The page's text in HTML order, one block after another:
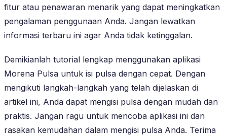
fitur atau penawaran menarik yang dapat meningkatkan
pengalaman penggunaan Anda. Jangan lewatkan
informasi terbaru ini agar Anda tidak ketinggalan.
Demikianlah tutorial lengkap menggunakan aplikasi
Morena Pulsa untuk isi pulsa dengan cepat. Dengan
mengikuti langkah-langkah yang telah dijelaskan di
artikel ini, Anda dapat mengisi pulsa dengan mudah dan
praktis. Jangan ragu untuk mencoba aplikasi ini dan
rasakan kemudahan dalam mengisi pulsa Anda. Terima